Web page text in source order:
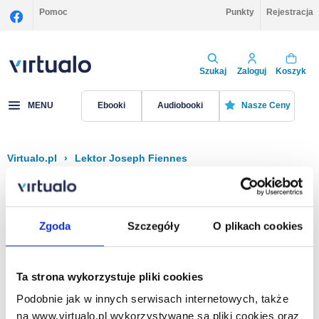
Zgoda Szczegóły O plikach cookies
Ta strona wykorzystuje pliki cookies
Podobnie jak w innych serwisach internetowych, także
na www.virtualo.pl wykorzystywane są pliki cookies oraz
Pomoc Punkty Rejestracja
Szukaj Zaloguj Koszyk
MENU Ebooki Audiobooki Nasze Ceny
Virtualo.pl › Lektor Joseph Fiennes
Filtruj Sortuj
Na stronie